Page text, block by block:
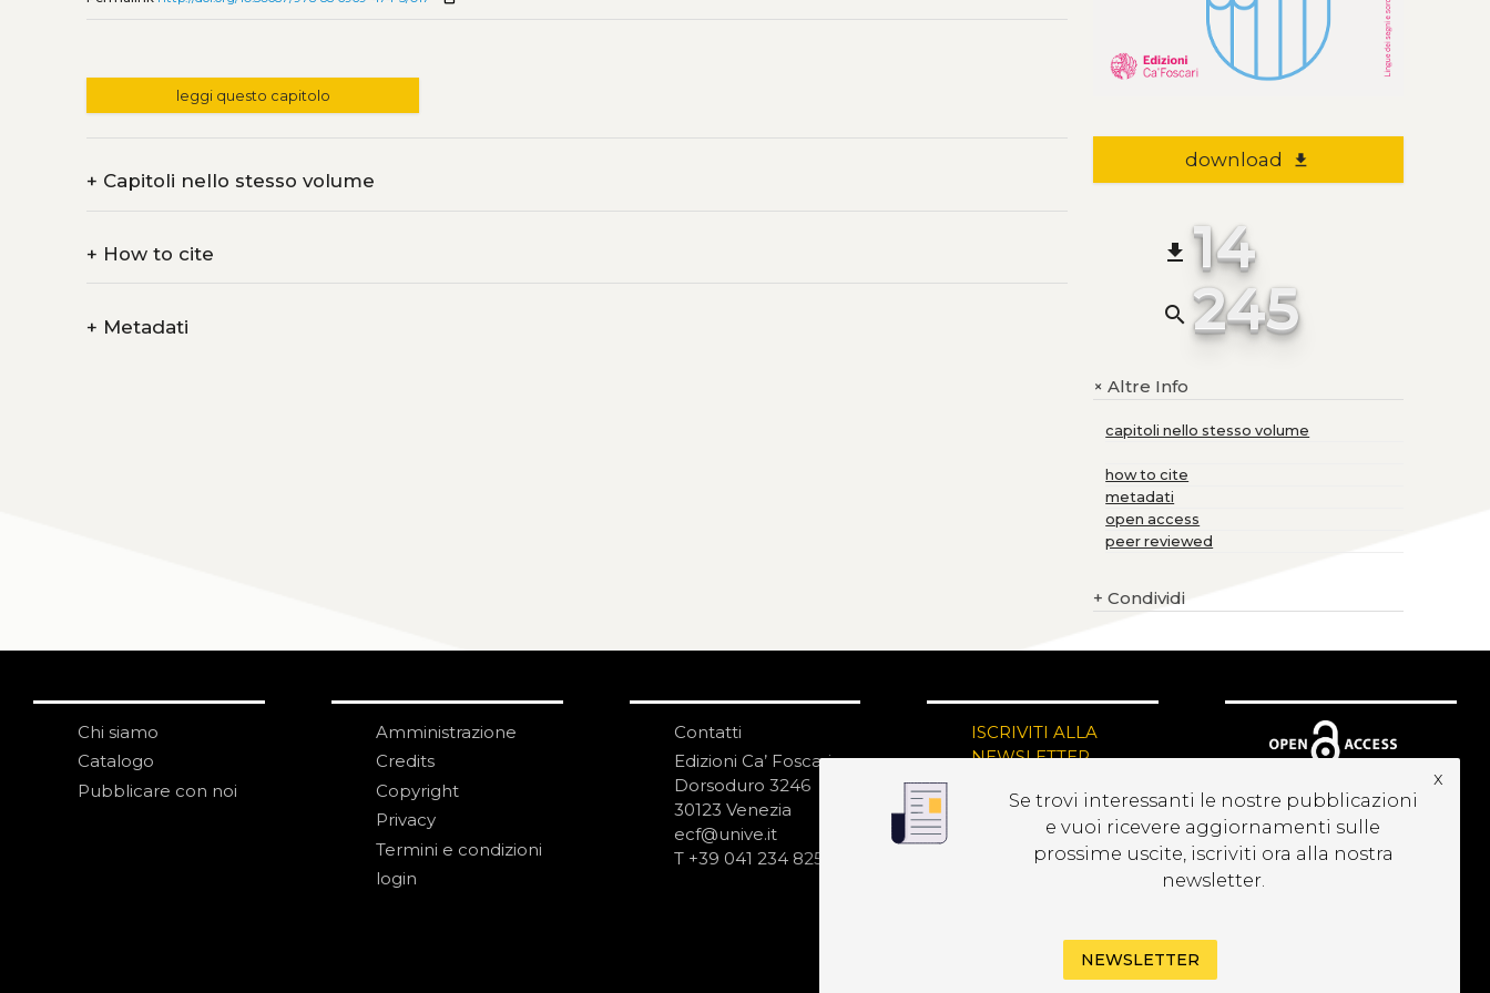
leggi questo capitolo
+ Capitoli nello stesso volume
+ How to cite
+ Metadati
download file_download
file_download 14
search 245
+Altre Info
capitoli nello stesso volume
how to cite
metadati
open access
peer reviewed
+ Condividi
Chi siamo
Catalogo
Pubblicare con noi
Amministrazione
Credits
Copyright
Privacy
Termini e condizioni
login
Contatti
Edizioni Ca’ Foscari
Dorsoduro 3246
30123 Venezia
ecf@unive.it
T +39 041 234 8250
ISCRIVITI ALLA
NEWSLETTER
Se trovi interessanti le nostre pubblicazioni
e vuoi ricevere aggiornamenti sulle
prossime uscite, iscriviti ora alla nostra
newsletter.
x
NEWSLETTER